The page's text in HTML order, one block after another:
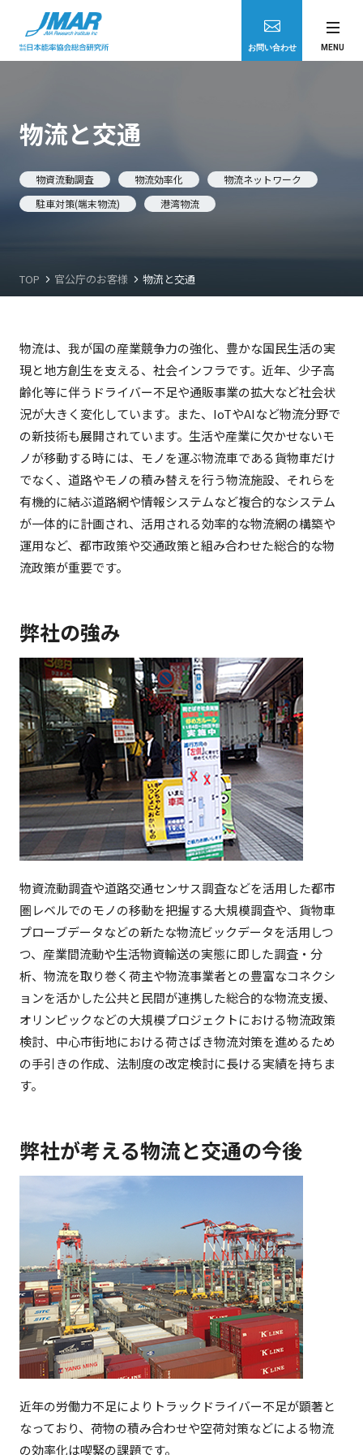
民間企業のお客さま
学術研究機関のお客さま
企業情報
採用情報
ニュース＆トピックス
サイトマップ
お問い合わせ MENU
物流と交通
物資流動調査 物流効率化
物流ネットワーク
駐車対策(端末物流)
港湾物流
TOP 官公庁のお客様 物流と交通
物流は、我が国の産業競争力の強化、豊かな国民生活の実
現と地方創生を支える、社会インフラです。近年、少子高
齢化等に伴うドライバー不足や通販事業の拡大など社会状
況が大きく変化しています。また、IoTやAIなど物流分野で
の新技術も展開されています。生活や産業に欠かせないモ
ノが移動する時には、モノを運ぶ物流車である貨物車だけ
でなく、道路やモノの積み替えを行う物流施設、それらを
有機的に結ぶ道路網や情報システムなど複合的なシステム
が一体的に計画され、活用される効率的な物流網の構築や
運用など、都市政策や交通政策と組み合わせた総合的な物
流政策が重要です。
弊社の強み
物資流動調査や道路交通センサス調査などを活用した都市
圏レベルでのモノの移動を把握する大規模調査や、貨物車
プローブデータなどの新たな物流ビックデータを活用しつ
つ、産業間流動や生活物資輸送の実態に即した調査・分
析、物流を取り巻く荷主や物流事業者との豊富なコネクシ
ョンを活かした公共と民間が連携した総合的な物流支援、
オリンピックなどの大規模プロジェクトにおける物流政策
検討、中心市街地における荷さばき物流対策を進めるため
の手引きの作成、法制度の改定検討に長ける実績を持ちま
す。
弊社が考える物流と交通の今後
近年の労働力不足によりトラックドライバー不足が顕著と
なっており、荷物の積み合わせや空荷対策などによる物流
の効率化は喫緊の課題です。